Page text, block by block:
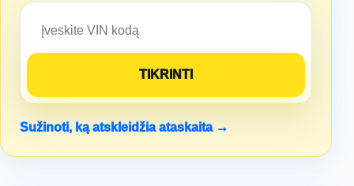
Sužinoti, ką atskleidžia ataskaita →